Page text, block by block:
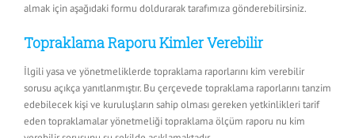
almak için aşağıdaki formu doldurarak tarafımıza gönderebilirsiniz.
Topraklama Raporu Kimler Verebilir
İlgili yasa ve yönetmeliklerde topraklama raporlarını kim verebilir
sorusu açıkça yanıtlanmıştır. Bu çerçevede topraklama raporlarını tanzim
edebilecek kişi ve kuruluşların sahip olması gereken yetkinlikleri tarif
eden topraklamalar yönetmeliği topraklama ölçüm raporu nu kim